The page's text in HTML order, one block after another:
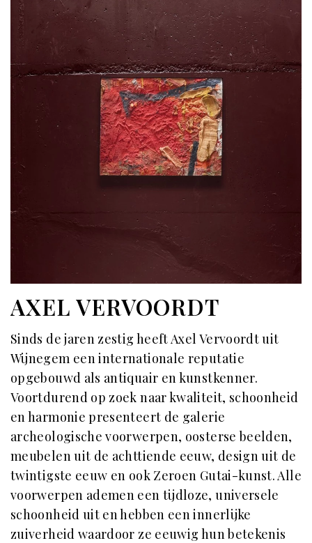
AXEL VERVOORDT
Sinds de jaren zestig heeft Axel Vervoordt uit
Wijnegem een internationale reputatie
opgebouwd als antiquair en kunstkenner.
Voortdurend op zoek naar kwaliteit, schoonheid
en harmonie presenteert de galerie
archeologische voorwerpen, oosterse beelden,
meubelen uit de achttiende eeuw, design uit de
twintigste eeuw en ook Zeroen Gutai-kunst. Alle
voorwerpen ademen een tijdloze, universele
schoonheid uit en hebben een innerlijke
zuiverheid waardoor ze eeuwig hun betekenis